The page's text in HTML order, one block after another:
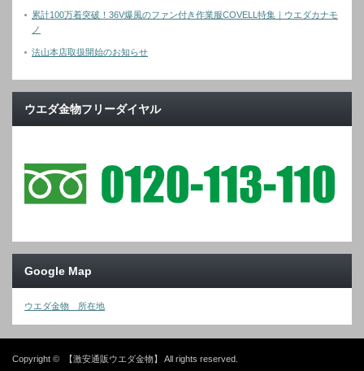
累計100万着突破！36V爆風のファン付き作業服COVELL特集｜ウエダカナモ
ノ
法山本店取扱開始のお知らせ
ウエダ金物フリーダイヤル
Google Map
ウエダ金物 所在地
Copyright © 【激安通販ウエダ金物】 All rights reserved.